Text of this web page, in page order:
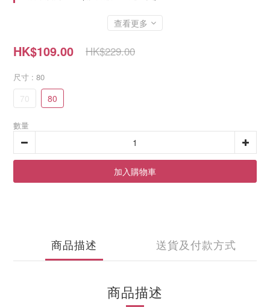
查看更多
HK$109.00 HK$229.00
尺寸 : 80
70 80
數量
加入購物車
商品描述 送貨及付款方式
商品描述